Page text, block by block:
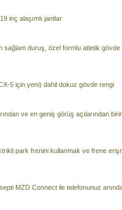
inç alaşımlı jantlar
duruş, özel formlu atletik gövde
5 için yeni) dahil dokuz gövde rengi
ve en geniş görüş açılarından
park frenini kullanmak ve frene
MZD Connect ile telefonunuz